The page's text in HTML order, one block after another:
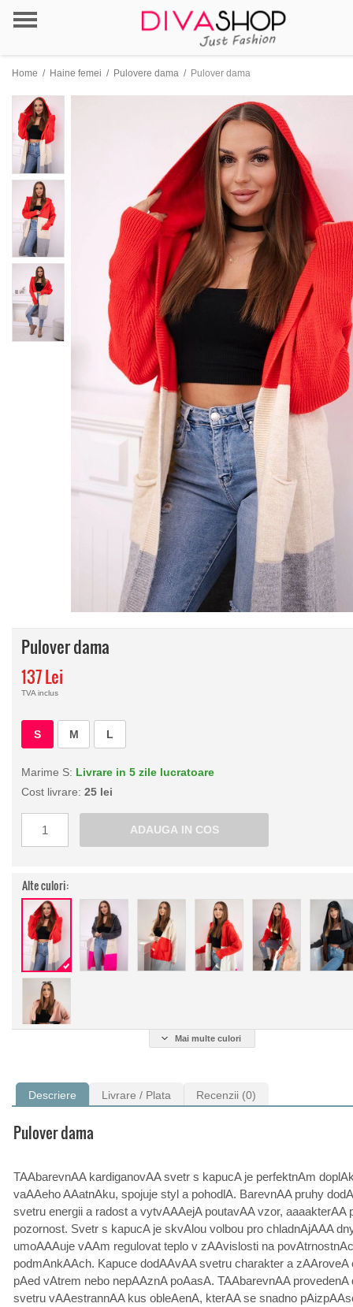
Home / Haine femei / Pulovere dama / Pulover dama
Pulover dama
137 Lei
TVA inclus
S M L
Marime S: Livrare in 5 zile lucratoare
Cost livrare: 25 lei
Alte culori:
Mai multe culori
Descriere Livrare / Plata Recenzii (0)
Pulover dama
TAAbarevnAA kardiganovAA svetr s kapucA je perfektnAm
vaAAeho AAatnAku, spojuje styl a pohodlA. BarevnAA pruhy
svetru energii a radost a vytvAAAejA poutavAA vzor, aaaakterAA
pozornost. Svetr s kapucA je skvAlou volbou pro chladnAjAAA
umoAAAuje vAAm regulovat teplo v zAAvislosti na
podmAnkAAch. Kapuce dodAAvAA svetru charakter a zAAroveA
pAed vAtrem nebo nepAAznA poAasA. TAAbarevnAA provedenA
svetru vAAestrannAA kus obleAenA, kterAA se snadno